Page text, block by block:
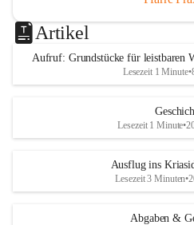
Artikel
Aufruf: Grundstücke für leistbaren
Lesezeit 1 Minute•
Lesezeit 1 Minute•
Ausflug ins
Lesezeit 3 Minuten•
Abgaben &